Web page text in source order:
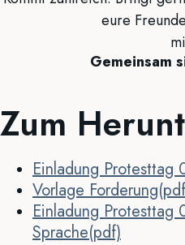
eure
Gemeinsam
Zum
Einladung Protesttag
Vorlage
Einladung
Sprache(pdf)